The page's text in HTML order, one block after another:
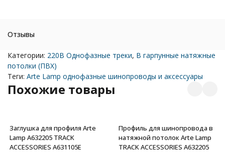
Отзывы
Категории: 220В Однофазные треки, В гарпунные натяжные
потолки (ПВХ)
Теги: Arte Lamp однофазные шинопроводы и аксессуары
Похожие товары
Заглушка для профиля Arte
Lamp A632205 TRACK
ACCESSORIES A631105E
Профиль для шинопровода в
натяжной потолок Arte Lamp
TRACK ACCESSORIES A632205